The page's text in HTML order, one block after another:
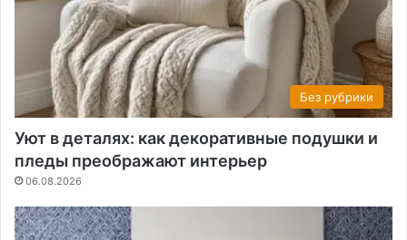
Без рубрики
Уют в деталях: как декоративные подушки и
пледы преображают интерьер
06.08.2026